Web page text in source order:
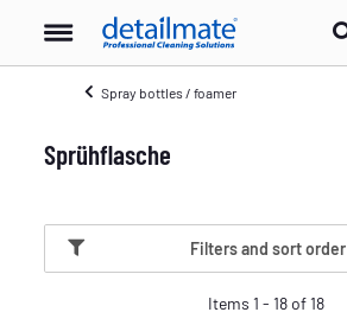
Spray bottles / foamer
Sprühflasche
Filters and sort order
Items 1 - 18 of 18